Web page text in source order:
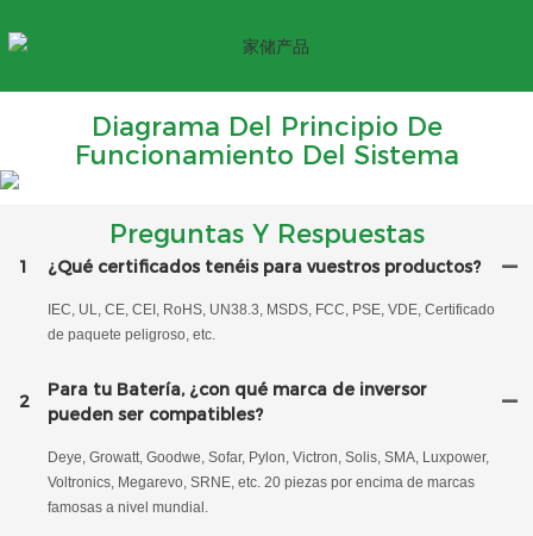
Diagrama Del Principio De
Funcionamiento Del Sistema
Preguntas Y Respuestas
1 ¿Qué certificados tenéis para vuestros productos?
IEC, UL, CE, CEI, RoHS, UN38.3, MSDS, FCC, PSE, VDE, Certificado
de paquete peligroso, etc.
2
Para tu Batería, ¿con qué marca de inversor
pueden ser compatibles?
Deye, Growatt, Goodwe, Sofar, Pylon, Victron, Solis, SMA, Luxpower,
Voltronics, Megarevo, SRNE, etc. 20 piezas por encima de marcas
famosas a nivel mundial.